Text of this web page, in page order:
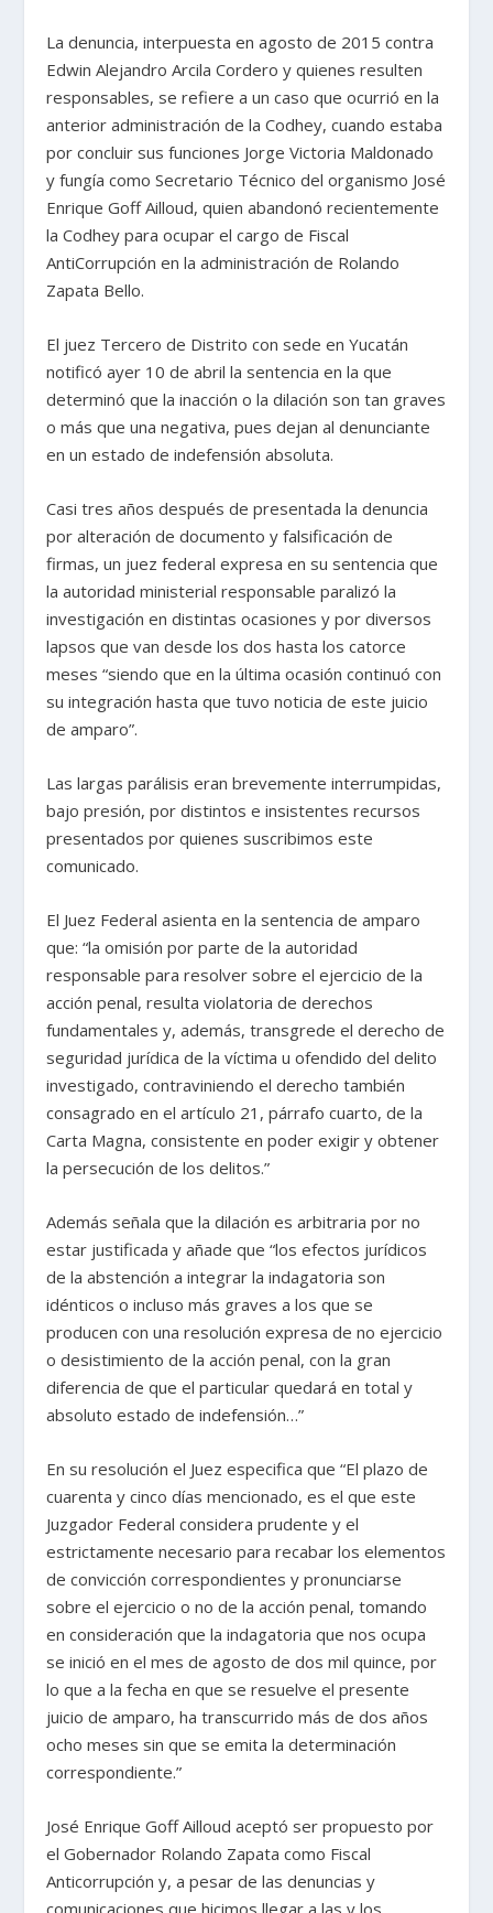
La denuncia, interpuesta en agosto de 2015 contra
Edwin Alejandro Arcila Cordero y quienes resulten
responsables, se refiere a un caso que ocurrió en la
anterior administración de la Codhey, cuando estaba
por concluir sus funciones Jorge Victoria Maldonado
y fungía como Secretario Técnico del organismo José
Enrique Goff Ailloud, quien abandonó recientemente
la Codhey para ocupar el cargo de Fiscal
AntiCorrupción en la administración de Rolando
Zapata Bello.
El juez Tercero de Distrito con sede en Yucatán
notificó ayer 10 de abril la sentencia en la que
determinó que la inacción o la dilación son tan graves
o más que una negativa, pues dejan al denunciante
en un estado de indefensión absoluta.
Casi tres años después de presentada la denuncia
por alteración de documento y falsificación de
firmas, un juez federal expresa en su sentencia que
la autoridad ministerial responsable paralizó la
investigación en distintas ocasiones y por diversos
lapsos que van desde los dos hasta los catorce
meses “siendo que en la última ocasión continuó con
su integración hasta que tuvo noticia de este juicio
de amparo”.
Las largas parálisis eran brevemente interrumpidas,
bajo presión, por distintos e insistentes recursos
presentados por quienes suscribimos este
comunicado.
El Juez Federal asienta en la sentencia de amparo
que: “la omisión por parte de la autoridad
responsable para resolver sobre el ejercicio de la
acción penal, resulta violatoria de derechos
fundamentales y, además, transgrede el derecho de
seguridad jurídica de la víctima u ofendido del delito
investigado, contraviniendo el derecho también
consagrado en el artículo 21, párrafo cuarto, de la
Carta Magna, consistente en poder exigir y obtener
la persecución de los delitos.”
Además señala que la dilación es arbitraria por no
estar justificada y añade que “los efectos jurídicos
de la abstención a integrar la indagatoria son
idénticos o incluso más graves a los que se
producen con una resolución expresa de no ejercicio
o desistimiento de la acción penal, con la gran
diferencia de que el particular quedará en total y
absoluto estado de indefensión…”
En su resolución el Juez especifica que “El plazo de
cuarenta y cinco días mencionado, es el que este
Juzgador Federal considera prudente y el
estrictamente necesario para recabar los elementos
de convicción correspondientes y pronunciarse
sobre el ejercicio o no de la acción penal, tomando
en consideración que la indagatoria que nos ocupa
se inició en el mes de agosto de dos mil quince, por
lo que a la fecha en que se resuelve el presente
juicio de amparo, ha transcurrido más de dos años
ocho meses sin que se emita la determinación
correspondiente.”
José Enrique Goff Ailloud aceptó ser propuesto por
el Gobernador Rolando Zapata como Fiscal
Anticorrupción y, a pesar de las denuncias y
comunicaciones que hicimos llegar a las y los